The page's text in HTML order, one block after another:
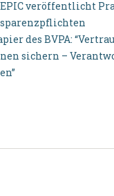
veröffentlicht
des BVPA:
sichern –